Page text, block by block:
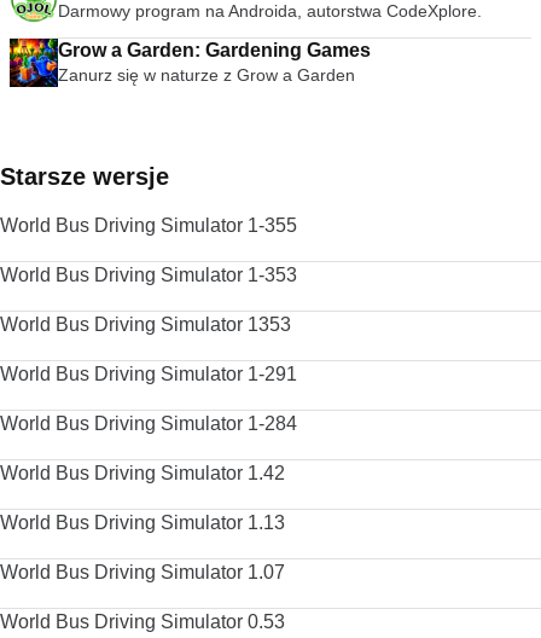
Darmowy program na Androida, autorstwa CodeXplore.
Grow a Garden: Gardening Games
Zanurz się w naturze z Grow a Garden
Starsze wersje
World Bus Driving Simulator 1-355
World Bus Driving Simulator 1-353
World Bus Driving Simulator 1353
World Bus Driving Simulator 1-291
World Bus Driving Simulator 1-284
World Bus Driving Simulator 1.42
World Bus Driving Simulator 1.13
World Bus Driving Simulator 1.07
World Bus Driving Simulator 0.53